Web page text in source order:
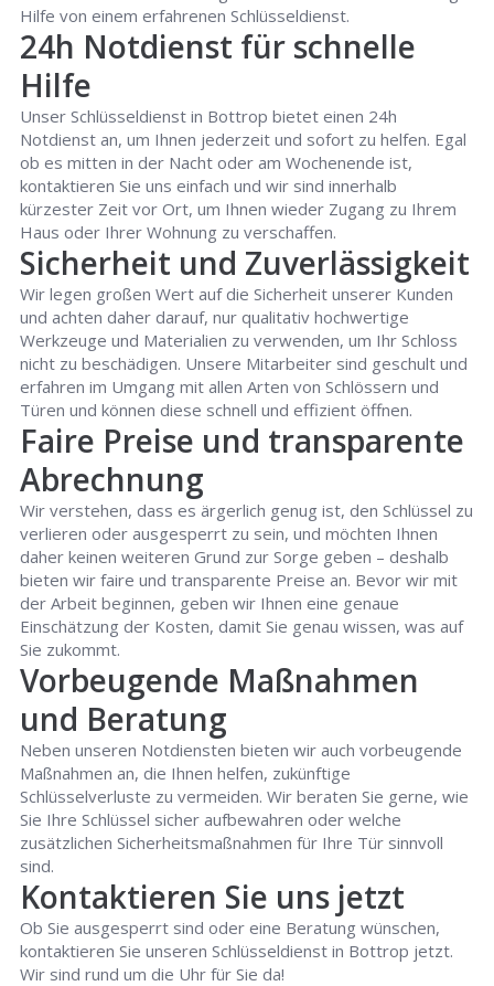
Hilfe von einem erfahrenen Schlüsseldienst.
24h Notdienst für schnelle
Hilfe
Unser Schlüsseldienst in Bottrop bietet einen 24h
Notdienst an, um Ihnen jederzeit und sofort zu helfen. Egal
ob es mitten in der Nacht oder am Wochenende ist,
kontaktieren Sie uns einfach und wir sind innerhalb
kürzester Zeit vor Ort, um Ihnen wieder Zugang zu Ihrem
Haus oder Ihrer Wohnung zu verschaffen.
Sicherheit und Zuverlässigkeit
Wir legen großen Wert auf die Sicherheit unserer Kunden
und achten daher darauf, nur qualitativ hochwertige
Werkzeuge und Materialien zu verwenden, um Ihr Schloss
nicht zu beschädigen. Unsere Mitarbeiter sind geschult und
erfahren im Umgang mit allen Arten von Schlössern und
Türen und können diese schnell und effizient öffnen.
Faire Preise und transparente
Abrechnung
Wir verstehen, dass es ärgerlich genug ist, den Schlüssel zu
verlieren oder ausgesperrt zu sein, und möchten Ihnen
daher keinen weiteren Grund zur Sorge geben – deshalb
bieten wir faire und transparente Preise an. Bevor wir mit
der Arbeit beginnen, geben wir Ihnen eine genaue
Einschätzung der Kosten, damit Sie genau wissen, was auf
Sie zukommt.
Vorbeugende Maßnahmen
und Beratung
Neben unseren Notdiensten bieten wir auch vorbeugende
Maßnahmen an, die Ihnen helfen, zukünftige
Schlüsselverluste zu vermeiden. Wir beraten Sie gerne, wie
Sie Ihre Schlüssel sicher aufbewahren oder welche
zusätzlichen Sicherheitsmaßnahmen für Ihre Tür sinnvoll
sind.
Kontaktieren Sie uns jetzt
Ob Sie ausgesperrt sind oder eine Beratung wünschen,
kontaktieren Sie unseren Schlüsseldienst in Bottrop jetzt.
Wir sind rund um die Uhr für Sie da!